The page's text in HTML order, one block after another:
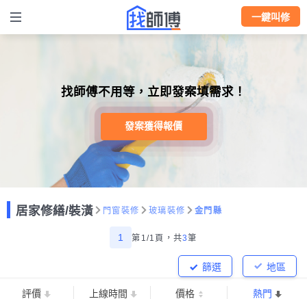
一鍵叫修
找師傅不用等，立即發案填需求！
發案獲得報價
居家修繕/裝潢 門窗裝修 玻璃裝修 金門縣
1 第1/1頁， 共3筆
地區
篩選
評價 上線時間 價格 熱門